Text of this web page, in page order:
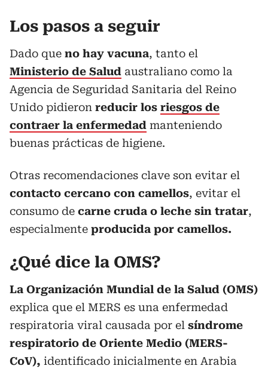
Los pasos a seguir
Dado que no hay vacuna, tanto el
Ministerio de Salud australiano como la
Agencia de Seguridad Sanitaria del Reino
Unido pidieron reducir los riesgos de
contraer la enfermedad manteniendo
buenas prácticas de higiene.
Otras recomendaciones clave son evitar el
contacto cercano con camellos, evitar el
consumo de carne cruda o leche sin tratar,
especialmente producida por camellos.
¿Qué dice la OMS?
La Organización Mundial de la Salud (OMS)
explica que el MERS es una enfermedad
respiratoria viral causada por el síndrome
respiratorio de Oriente Medio (MERS-
CoV), identificado inicialmente en Arabia